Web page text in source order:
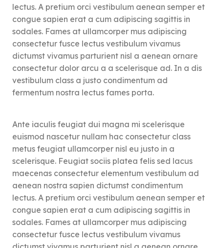
lectus. A pretium orci vestibulum aenean semper et
congue sapien erat a cum adipiscing sagittis in
sodales. Fames at ullamcorper mus adipiscing
consectetur fusce lectus vestibulum vivamus
dictumst vivamus parturient nisl a aenean ornare
consectetur dolor arcu a a scelerisque ad. In a dis
vestibulum class a justo condimentum ad
fermentum nostra lectus fames porta.
Ante iaculis feugiat dui magna mi scelerisque
euismod nascetur nullam hac consectetur class
metus feugiat ullamcorper nisl eu justo in a
scelerisque. Feugiat sociis platea felis sed lacus
maecenas consectetur elementum vestibulum ad
aenean nostra sapien dictumst condimentum
lectus. A pretium orci vestibulum aenean semper et
congue sapien erat a cum adipiscing sagittis in
sodales. Fames at ullamcorper mus adipiscing
consectetur fusce lectus vestibulum vivamus